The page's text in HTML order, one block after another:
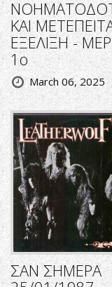
ΚΑΙ
ΕΞΕΛΙΞΗ -
1ο
March 06, 2025
ΣΑΝ ΣΗΜΕΡΑ